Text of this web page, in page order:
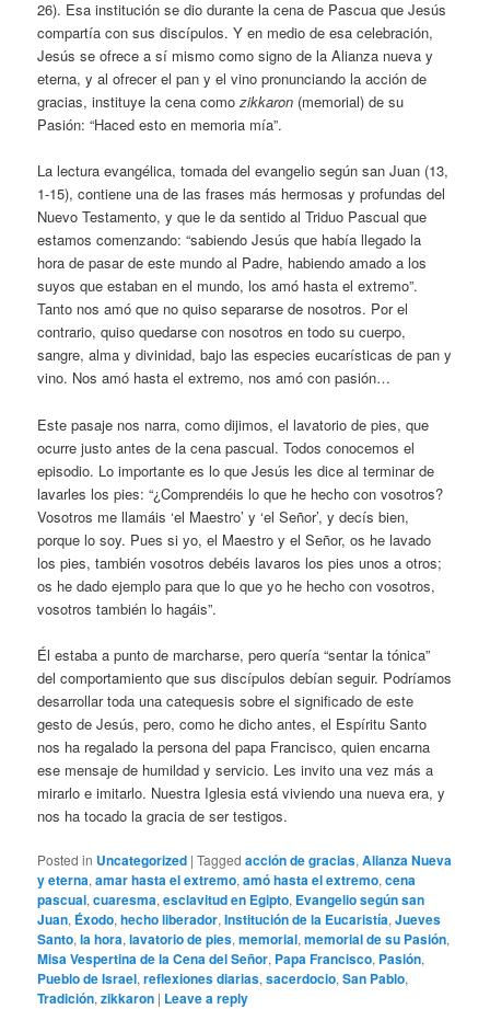
26). Esa institución se dio durante la cena de Pascua que Jesús
compartía con sus discípulos. Y en medio de esa celebración,
Jesús se ofrece a sí mismo como signo de la Alianza nueva y
eterna, y al ofrecer el pan y el vino pronunciando la acción de
gracias, instituye la cena comozikkaron (memorial) de su
Pasión: “Haced esto en memoria mía”.
La lectura evangélica, tomada del evangelio según san Juan (13,
1-15), contiene una de las frases más hermosas y profundas del
Nuevo Testamento, y que le da sentido al Triduo Pascual que
estamos comenzando: “sabiendo Jesús que había llegado la
hora de pasar de este mundo al Padre, habiendo amado a los
suyos que estaban en el mundo, los amó hasta el extremo”.
Tanto nos amó que no quiso separarse de nosotros. Por el
contrario, quiso quedarse con nosotros en todo su cuerpo,
sangre, alma y divinidad, bajo las especies eucarísticas de pan y
vino. Nos amó hasta el extremo, nos amó con pasión…
Este pasaje nos narra, como dijimos, el lavatorio de pies, que
ocurre justo antes de la cena pascual. Todos conocemos el
episodio. Lo importante es lo que Jesús les dice al terminar de
lavarles los pies: “¿Comprendéis lo que he hecho con vosotros?
Vosotros me llamáis ‘el Maestro’ y ‘el Señor’, y decís bien,
porque lo soy. Pues si yo, el Maestro y el Señor, os he lavado
los pies, también vosotros debéis lavaros los pies unos a otros;
os he dado ejemplo para que lo que yo he hecho con vosotros,
vosotros también lo hagáis”.
Él estaba a punto de marcharse, pero quería “sentar la tónica”
del comportamiento que sus discípulos debían seguir. Podríamos
desarrollar toda una catequesis sobre el significado de este
gesto de Jesús, pero, como he dicho antes, el Espíritu Santo
nos ha regalado la persona del papa Francisco, quien encarna
ese mensaje de humildad y servicio. Les invito una vez más a
mirarlo e imitarlo. Nuestra Iglesia está viviendo una nueva era, y
nos ha tocado la gracia de ser testigos.
Posted in Uncategorized |Tagged acción de gracias,Alianza Nueva
y eterna,amar hasta el extremo,amó hasta el extremo,cena
pascual,cuaresma,esclavitud en Egipto, Evangelio según san
Juan, Éxodo,hecho liberador,Institución de la Eucaristía,Jueves
Santo,la hora,lavatorio de pies,memorial,memorial de su Pasión,
Misa Vespertina de la Cena del Señor, Papa Francisco, Pasión,
Pueblo de Israel,reflexiones diarias,sacerdocio,San Pablo,
Tradición,zikkaron | Leave a reply